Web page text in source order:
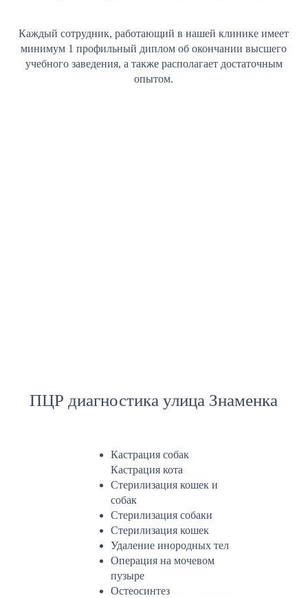
Каждый сотрудник, работающий в нашей клинике имеет
минимум 1 профильный диплом об окончании высшего
учебного заведения, а также располагает достаточным
опытом.
ПЦР диагностика улица Знаменка
Кастрация собак
Кастрация кота
Стерилизация кошек и
собак
Стерилизация собаки
Стерилизация кошек
Удаление инородных тел
Операция на мочевом
пузыре
Остеосинтез